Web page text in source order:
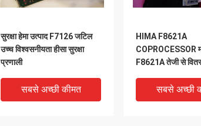
सुरक्षा हेमा उत्पाद F7126 जटिल
उच्च विश्वसनीयता हीसा सुरक्षा
प्रणाली
सबसे अच्छी कीमत
HIMA F8621A
COPROCESSOR
F8621A तेजी से
सबसे अच्छी